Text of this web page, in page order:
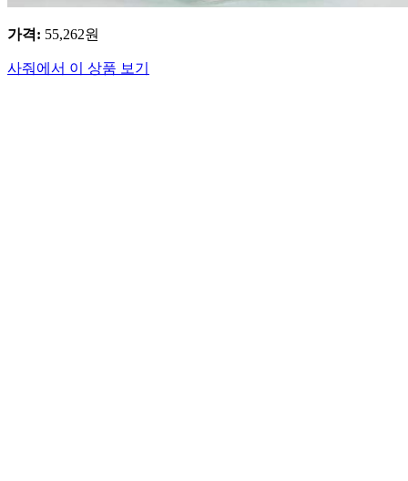
가격: 55,262원
사줘에서 이 상품 보기